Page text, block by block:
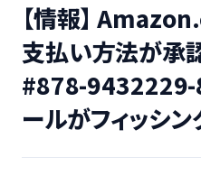
【情報】
支払い方法が承
#878-9432229-
ールがフィッシ